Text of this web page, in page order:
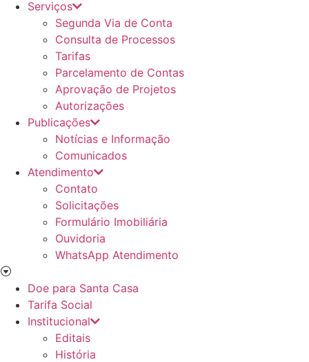
Serviços
Segunda Via de Conta
Consulta de Processos
Tarifas
Parcelamento de Contas
Aprovação de Projetos
Autorizações
Publicações
Notícias e Informação
Comunicados
Atendimento
Contato
Solicitações
Formulário Imobiliária
Ouvidoria
WhatsApp Atendimento
Doe para Santa Casa
Tarifa Social
Institucional
Editais
História